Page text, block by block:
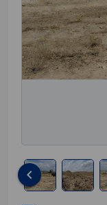
keyboard_arrow_left